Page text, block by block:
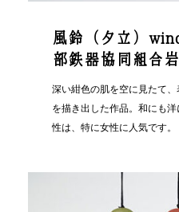
風鈴（夕立）
部鉄器協同組合
深い紺色の肌を空に見たて
を描き出した作品。和にも
性は、特に女性に人気です。